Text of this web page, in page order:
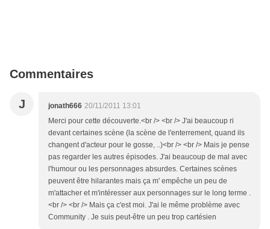
Commentaires
J jonath666 20/11/2011 13:01
Merci pour cette découverte.<br /> <br /> J'ai beaucoup ri
devant certaines scène (la scène de l'enterrement, quand ils
changent d'acteur pour le gosse, ..)<br /> <br /> Mais je pense
pas regarder les autres épisodes. J'ai beaucoup de mal avec
l'humour ou les personnages absurdes. Certaines scènes
peuvent être hilarantes mais ça m' empêche un peu de
m'attacher et m'intéresser aux personnages sur le long terme .
<br /> <br /> Mais ça c'est moi. J'ai le même problème avec
Community . Je suis peut-être un peu trop cartésien